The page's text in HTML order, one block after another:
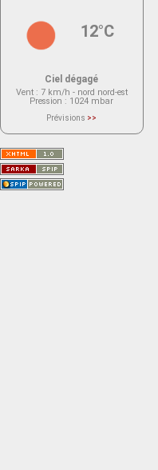
12°C
Ciel dégagé
Vent : 7 km/h - nord nord-est
Pression : 1024 mbar
Prévisions >>
actuellement aucune prévision
Saint-Nom.
Veuillez consulter le message du
service ci-dessous.
(401 - Invalid API key. Please see
https://openweathermap.org/faq#error401